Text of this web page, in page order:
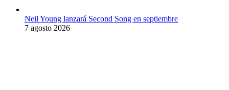
Neil Young lanzará Second Song en septiembre
7 agosto 2026